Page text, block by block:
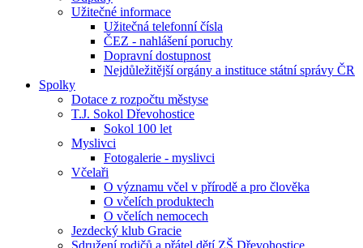
Užitečné informace
Užitečná telefonní čísla
ČEZ - nahlášení poruchy
Dopravní dostupnost
Nejdůležitější orgány a instituce státní správy ČR
Spolky
Dotace z rozpočtu městyse
T.J. Sokol Dřevohostice
Sokol 100 let
Myslivci
Fotogalerie - myslivci
Včelaři
O významu včel v přírodě a pro člověka
O včelích produktech
O včelích nemocech
Jezdecký klub Gracie
Sdružení rodičů a přátel dětí ZŠ Dřevohostice